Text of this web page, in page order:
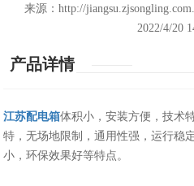
来源：http://
2022/4/20
产品详情
江苏配电箱体积小，安装方便，技术
特，无场地限制，通用性强，运行稳
小，环保效果好等特点。